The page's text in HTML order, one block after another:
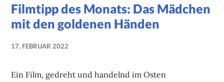
Filmtipp des Monats: Das Mädchen
mit den goldenen Händen
17. FEBRUAR 2022
Ein Film, gedreht und handelnd im Osten